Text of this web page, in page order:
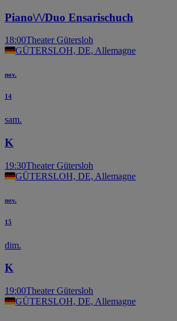
Piano\/\/Duo Ensarischuch
18:00Theater Gütersloh
GÜTERSLOH, DE, Allemagne
nov.
14
sam.
K
19:30Theater Gütersloh
GÜTERSLOH, DE, Allemagne
nov.
15
dim.
K
19:00Theater Gütersloh
GÜTERSLOH, DE, Allemagne